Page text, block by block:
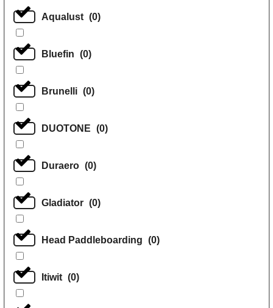
Aqualust (0)
Bluefin (0)
Brunelli (0)
DUOTONE (0)
Duraero (0)
Gladiator (0)
Head Paddleboarding (0)
Itiwit (0)